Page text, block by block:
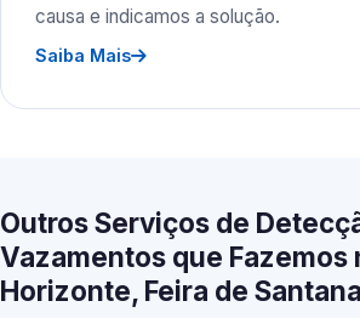
causa e indicamos a solução.
Saiba Mais
Outros Serviços de
Vazamentos que Fazemos
Horizonte, Feira de